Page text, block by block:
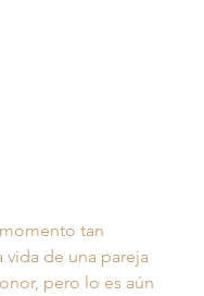
tan
de una pareja
pero lo es aún